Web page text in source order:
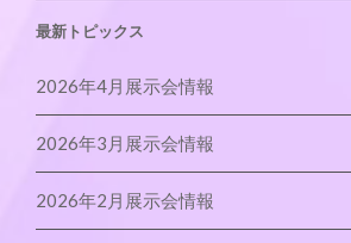
最新トピックス
2026年4月展示会情報
2026年3月展示会情報
2026年2月展示会情報